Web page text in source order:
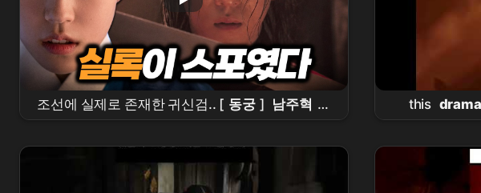
조선에 실제로 존재한 귀신검.. [ 동궁 ] 남주혁 이
들었다ㄷㄷ
this drama